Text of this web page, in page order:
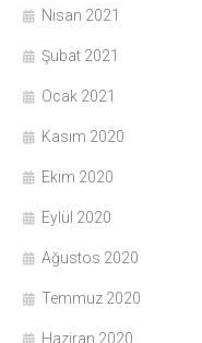
Nisan 2021
Şubat 2021
Ocak 2021
Kasım 2020
Ekim 2020
Eylül 2020
Ağustos 2020
Temmuz 2020
Haziran 2020